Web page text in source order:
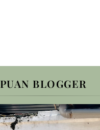
PUAN BLOGGER